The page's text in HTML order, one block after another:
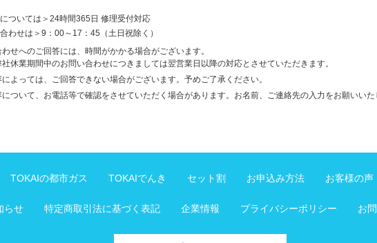
ついては＞ 24時間365日 修理受付対応
わせは＞ 9：00～17：45（土日祝除く）
せへのご回答には、時間がかかる場合がございます。
休業期間中のお問い合わせにつきましては翌営業日以降の対応とさせていただきます。
よっては、ご回答できない場合がございます。予めご了承ください。
ついて、お電話等で確認をさせていただく場合があります。お名前、ご連絡先の入力をお願いいた
TOKAIの都市ガス TOKAIでんき セット割 お申込み方法 お客様の声
らせ 特定商取引法に基づく表記 企業情報 プライバシーポリシー お